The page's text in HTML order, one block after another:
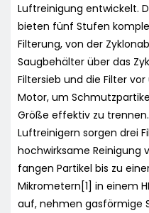
Luftreinigung entwickelt.
bieten fünf Stufen
Filterung, von der
Saugbehälter über das
Filtersieb und die Filter
Motor, um
Größe effektiv zu
Luftreinigern sorgen drei
hochwirksame Reinigung
fangen Partikel bis zu
Mikrometern[1] in einem
auf, nehmen gasförmige